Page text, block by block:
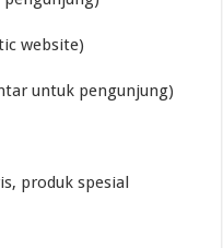
website)
untuk pengunjung)
produk spesial